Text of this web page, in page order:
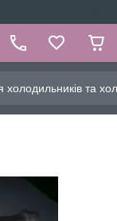
холодильників та